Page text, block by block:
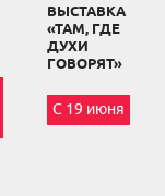
ВЫСТАВКА
«ТАМ, ГДЕ
ДУХИ
ГОВОРЯТ»
С 19 июня